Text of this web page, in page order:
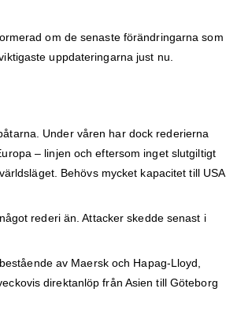
om de senaste förändringarna som
uppdateringarna just nu.
Under våren har dock rederierna
– linjen och eftersom inget slutgiltigt
Behövs mycket kapacitet till USA
rederi än. Attacker skedde senast i
av Maersk och Hapag-Lloyd,
direktanlöp från Asien till Göteborg